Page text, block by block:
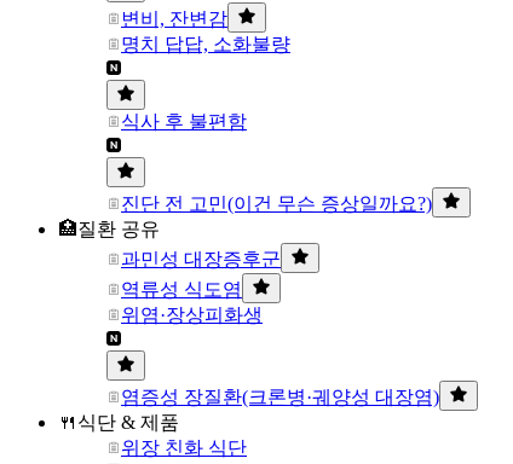
변비, 잔변감
명치 답답, 소화불량
식사 후 불편함
진단 전 고민(이건 무슨 증상일까요?)
🏥질환 공유
과민성 대장증후군
역류성 식도염
위염·장상피화생
염증성 장질환(크론병·궤양성 대장염)
🍴식단 & 제품
위장 친화 식단